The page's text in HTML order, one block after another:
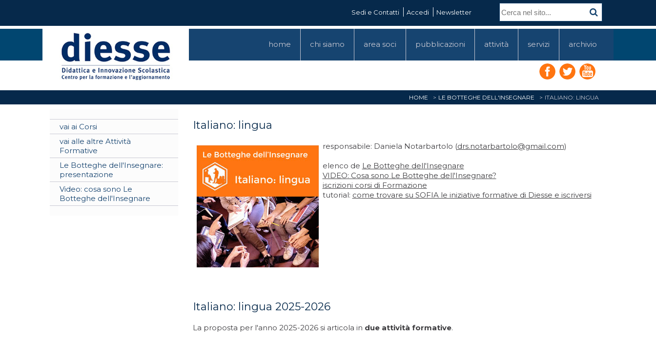
Sedi e Contatti Accedi Newsletter
home chi siamo area soci pubblicazioni attività servizi archivio
HOME LE BOTTEGHE DELL'INSEGNARE ITALIANO: LINGUA
vai ai Corsi
vai alle altre Attività
Formative
Le Botteghe dell'Insegnare:
presentazione
Video: cosa sono Le
Botteghe dell'Insegnare
Italiano: lingua
responsabile: Daniela Notarbartolo (drs.notarbartolo@gmail.com)
elenco de Le Botteghe dell'Insegnare
VIDEO: Cosa sono Le Botteghe dell'Insegnare?
iscrizioni corsi di Formazione
tutorial: come trovare su SOFIA le iniziative formative di Diesse e iscriversi
Italiano: lingua 2025-2026
La proposta per l'anno 2025-2026 si articola in due attività formative.